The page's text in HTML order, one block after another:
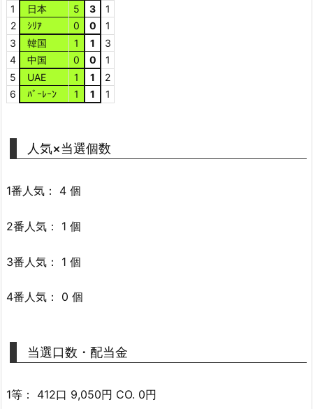
1
日本 5 3
1
2
ｼﾘｱ 0 0
1
3
韓国 1 1
3
4
中国 0 0
1
5
UAE 1 1
2
6
ﾊﾞｰﾚｰﾝ 1 1 1
人気×当選個数
1番人気： 4 個
2番人気： 1 個
3番人気： 1 個
4番人気： 0 個
当選口数・配当金
1等： 412口 9,050円 CO. 0円